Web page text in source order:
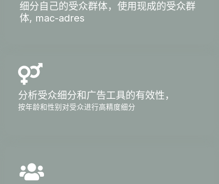
细分自己的受众群体，使用现成的受众群
体, mac-adres
分析受众细分和广告工具的有效性，
按年龄和性别对受众进行高精度细分